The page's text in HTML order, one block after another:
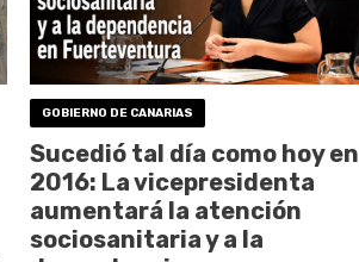
GOBIERNO DE CANARIAS
Sucedió tal día como hoy en
2016: La vicepresidenta
aumentará la atención
sociosanitaria y a la